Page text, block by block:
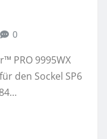
0
PRO 9995WX
den Sockel SP6